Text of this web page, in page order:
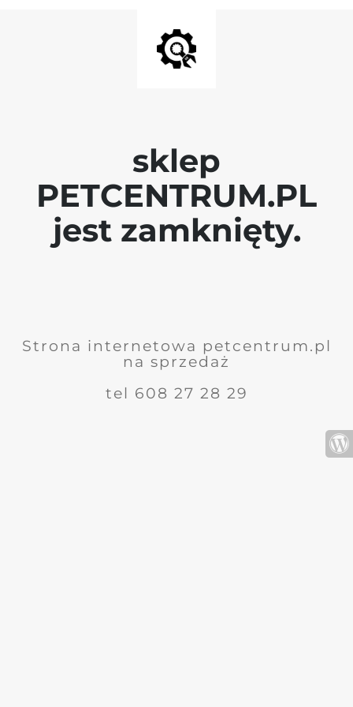
sklep
PETCENTRUM.PL
jest zamknięty.
Strona internetowa petcentrum.pl
na sprzedaż
tel 608 27 28 29